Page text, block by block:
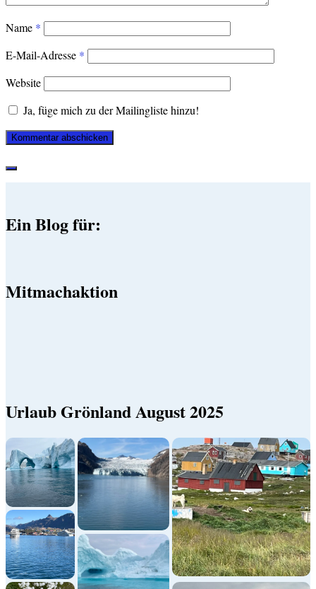
Name *
E-Mail-Adresse *
Website
Ja, füge mich zu der Mailingliste hinzu!
Ein Blog für:
Mitmachaktion
Urlaub Grönland August 2025